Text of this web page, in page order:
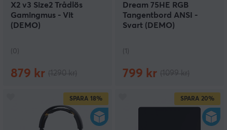
X2 v3 Size2 Trådlös
Gamingmus - Vit
(DEMO)
(0)
879 kr
Dream 75HE RGB
Tangentbord ANSI -
Svart (DEMO)
(1)
799 kr
SPARA 18% SPARA 20%